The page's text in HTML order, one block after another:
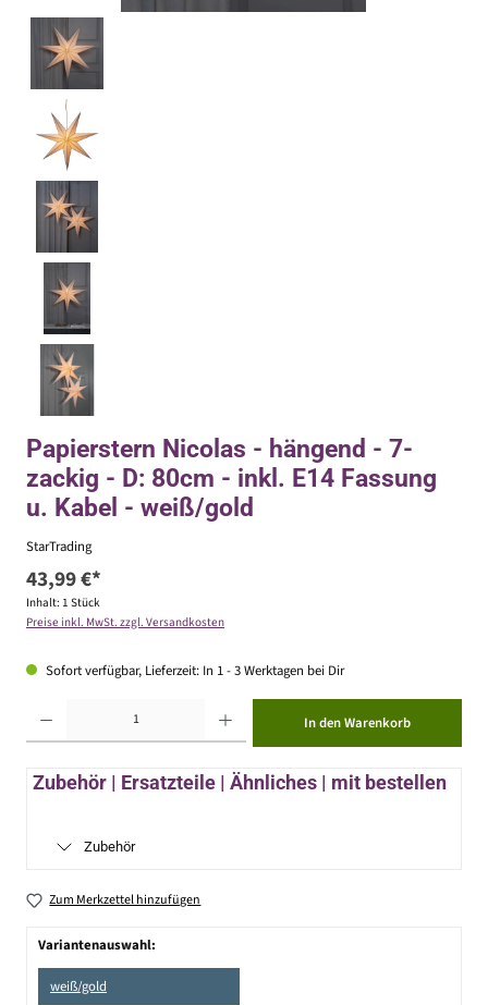
Papierstern Nicolas - hängend - 7-
zackig - D: 80cm - inkl. E14 Fassung
u. Kabel - weiß/gold
StarTrading
43,99 €*
Inhalt: 1 Stück
Preise inkl. MwSt. zzgl. Versandkosten
Sofort verfügbar, Lieferzeit: In 1 - 3 Werktagen bei Dir
In den Warenkorb
Zubehör | Ersatzteile | Ähnliches | mit bestellen
Zubehör
Zum Merkzettel hinzufügen
Variantenauswahl:
weiß/gold